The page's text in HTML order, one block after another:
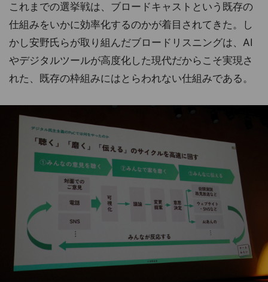
これまでの選挙戦は、ブロードキャストという既存の
仕組みをいかに効率化するのかが着目されてきた。し
かし安野氏らが取り組んだブロードリスニングは、AI
やデジタルツールが高度化した現代だからこそ実現さ
れた、既存の枠組みにはとらわれない仕組みである。